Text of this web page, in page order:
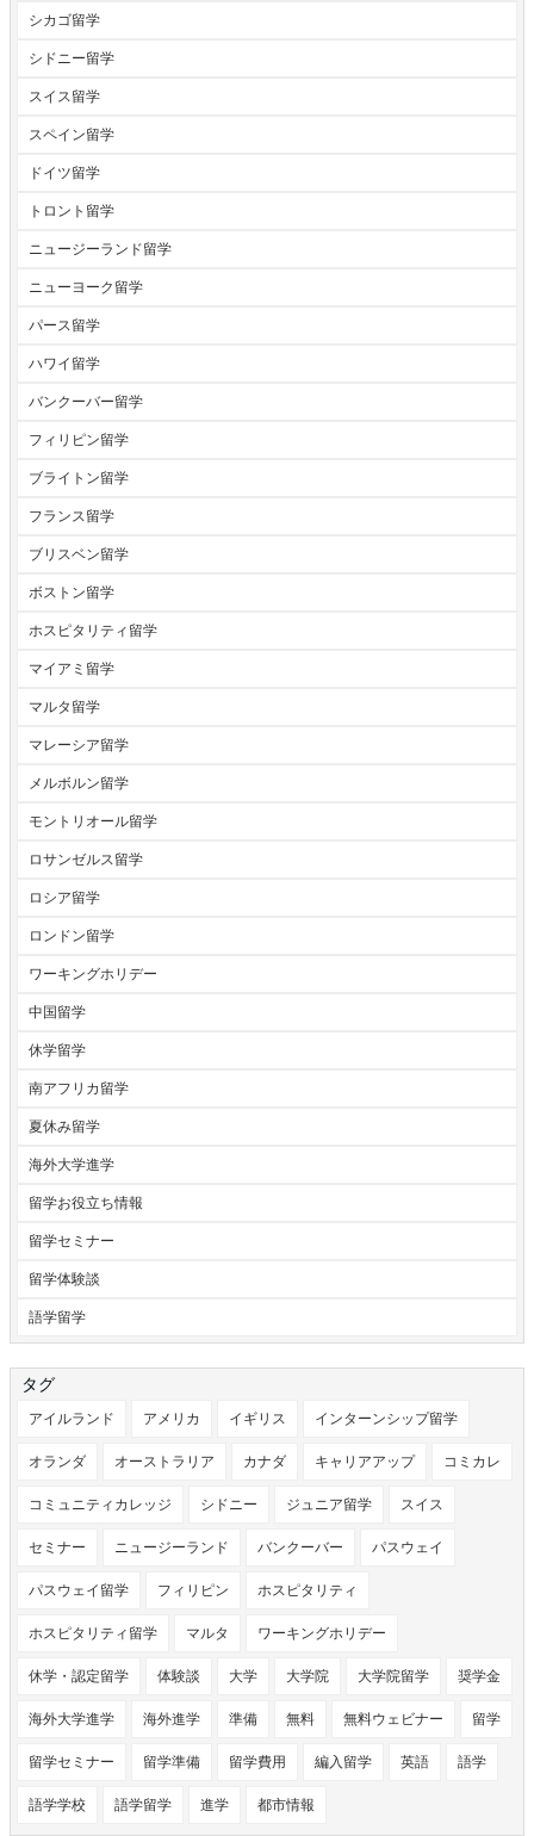
シカゴ留学
シドニー留学
スイス留学
スペイン留学
ドイツ留学
トロント留学
ニュージーランド留学
ニューヨーク留学
パース留学
ハワイ留学
バンクーバー留学
フィリピン留学
ブライトン留学
フランス留学
ブリスベン留学
ボストン留学
ホスピタリティ留学
マイアミ留学
マルタ留学
マレーシア留学
メルボルン留学
モントリオール留学
ロサンゼルス留学
ロシア留学
ロンドン留学
ワーキングホリデー
中国留学
休学留学
南アフリカ留学
夏休み留学
海外大学進学
留学お役立ち情報
留学セミナー
留学体験談
語学留学
タグ
アイルランド アメリカ イギリス インターンシップ留学
オランダ オーストラリア カナダ キャリアアップ コミカレ
コミュニティカレッジ シドニー ジュニア留学 スイス
セミナー ニュージーランド バンクーバー パスウェイ
パスウェイ留学 フィリピン ホスピタリティ
ホスピタリティ留学 マルタ ワーキングホリデー
休学・認定留学 体験談 大学 大学院 大学院留学 奨学金
海外大学進学 海外進学 準備 無料 無料ウェビナー 留学
留学セミナー 留学準備 留学費用 編入留学 英語 語学
語学学校 語学留学 進学 都市情報